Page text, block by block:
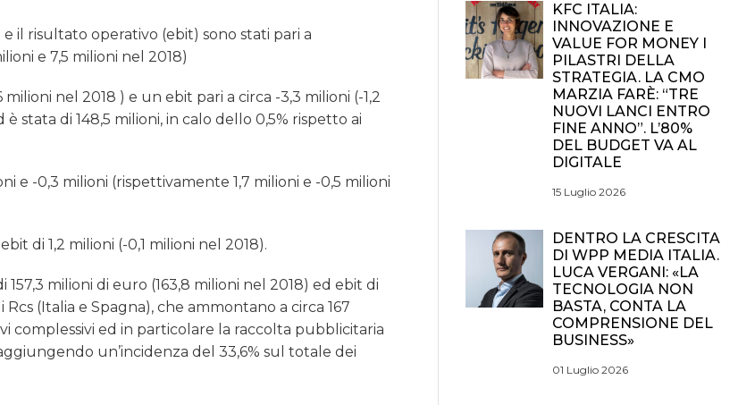
il risultato operativo (ebit) sono stati pari a
e 7,5 milioni nel 2018)
nel 2018 ) e un ebit pari a circa -3,3 milioni (-1,2
stata di 148,5 milioni, in calo dello 0,5% rispetto ai
e -0,3 milioni (rispettivamente 1,7 milioni e -0,5 milioni
di 1,2 milioni (-0,1 milioni nel 2018).
milioni di euro (163,8 milioni nel 2018) ed ebit di
(Italia e Spagna), che ammontano a circa 167
complessivi ed in particolare la raccolta pubblicitaria
un’incidenza del 33,6% sul totale dei
KFC ITALIA:
INNOVAZIONE E
VALUE FOR MONEY I
PILASTRI DELLA
STRATEGIA. LA CMO
MARZIA FARÈ: “TRE
NUOVI LANCI ENTRO
FINE ANNO”. L’80%
DEL BUDGET VA AL
DIGITALE
15 Luglio 2026
DENTRO LA CRESCITA
DI WPP MEDIA ITALIA.
LUCA VERGANI: «LA
TECNOLOGIA NON
BASTA, CONTA LA
COMPRENSIONE DEL
BUSINESS»
01 Luglio 2026